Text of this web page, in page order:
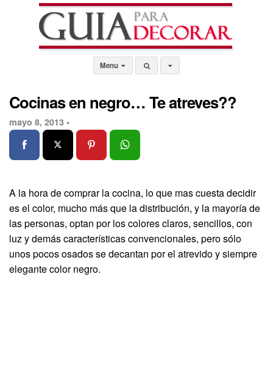
Menu
Cocinas en negro… Te atreves??
mayo 8, 2013 •
A la hora de comprar la cocina, lo que mas cuesta decidir
es el color, mucho más que la distribución, y la mayoría de
las personas, optan por los colores claros, sencillos, con
luz y demás características convencionales, pero sólo
unos pocos osados se decantan por el atrevido y siempre
elegante color negro.